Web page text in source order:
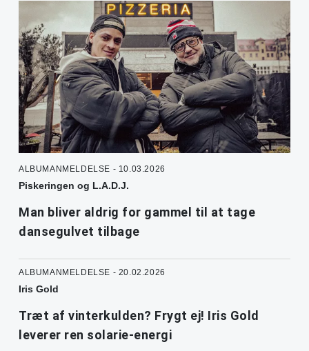
ALBUMANMELDELSE - 10.03.2026
Piskeringen og L.A.D.J.
Man bliver aldrig for gammel til at tage
dansegulvet tilbage
ALBUMANMELDELSE - 20.02.2026
Iris Gold
Træt af vinterkulden? Frygt ej! Iris Gold
leverer ren solarie-energi